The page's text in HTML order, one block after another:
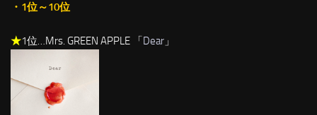
・1位～10位
★1位…Mrs. GREEN APPLE 「Dear 」